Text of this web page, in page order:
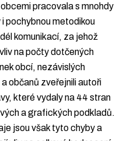
pracovala s mnohdy
pochybnou metodikou
komunikací, za jehož
na počty dotčených
obcí, nezávislých
občanů zveřejnili autoři
které vydaly na 44 stran
a grafických podkladů.
jsou však tyto chyby a